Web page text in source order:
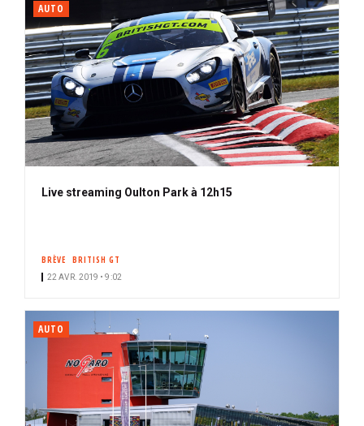
AUTO
Live streaming Oulton Park à 12h15
BRÈVE BRITISH GT
22 AVR. 2019 • 9:02
AUTO